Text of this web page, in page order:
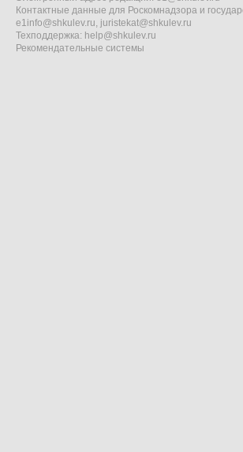
Контактные данные для Роскомнадзора и
e1info@shkulev.ru, juristekat@shkulev.ru
Техподдержка: help@shkulev.ru
Рекомендательные системы